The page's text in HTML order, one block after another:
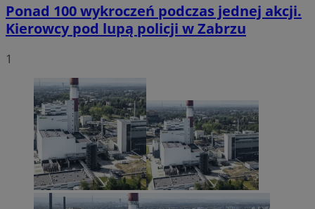
Ponad 100 wykroczeń podczas jednej akcji.
Kierowcy pod lupą policji w Zabrzu
1